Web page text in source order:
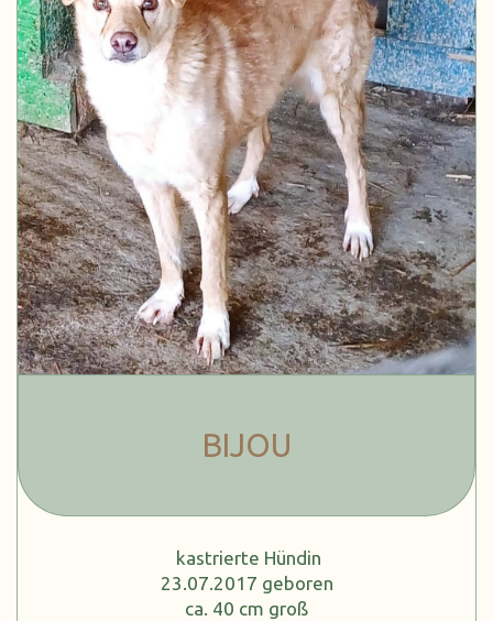
BIJOU
kastrierte Hündin
23.07.2017 geboren
ca. 40 cm groß